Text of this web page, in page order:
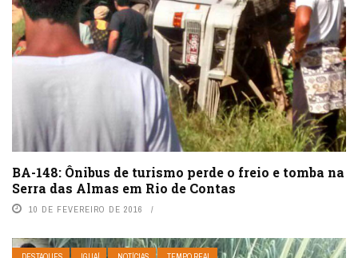
BA-148: Ônibus de turismo perde o freio e tomba na
Serra das Almas em Rio de Contas
10 DE FEVEREIRO DE 2016